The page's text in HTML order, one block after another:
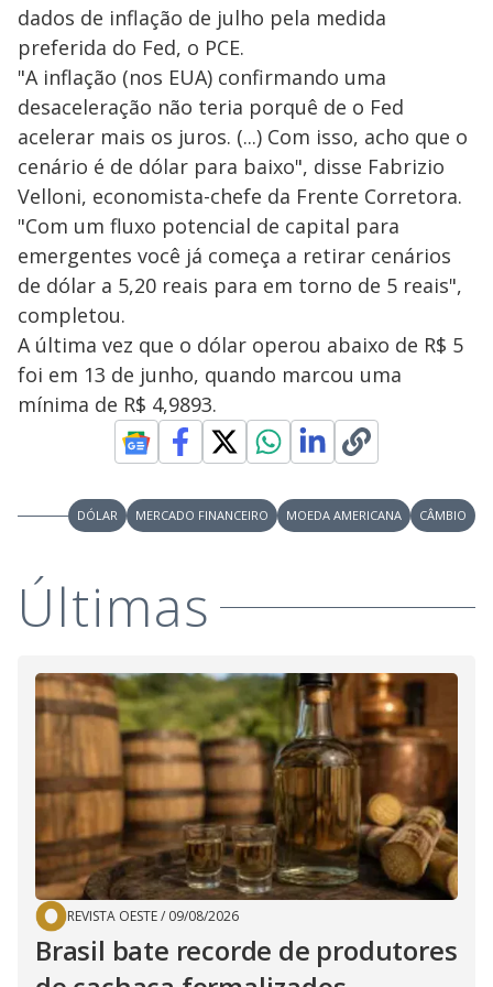
dados de inflação de julho pela medida
preferida do Fed, o PCE.
"A inflação (nos EUA) confirmando uma
desaceleração não teria porquê de o Fed
acelerar mais os juros. (...) Com isso, acho que o
cenário é de dólar para baixo", disse Fabrizio
Velloni, economista-chefe da Frente Corretora.
"Com um fluxo potencial de capital para
emergentes você já começa a retirar cenários
de dólar a 5,20 reais para em torno de 5 reais",
completou.
A última vez que o dólar operou abaixo de R$ 5
foi em 13 de junho, quando marcou uma
mínima de R$ 4,9893.
DÓLAR MERCADO FINANCEIRO MOEDA AMERICANA CÂMBIO
Últimas
REVISTA OESTE/ 09/08/2026
Brasil bate recorde de produtores